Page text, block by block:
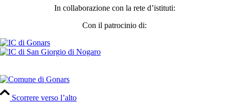
In collaborazione con la rete d’istituti:
Con il patrocinio di:
Scorrere verso l’alto